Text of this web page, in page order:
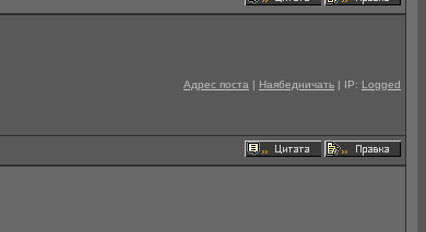
Адрес поста | Наябедничать | IP: Logged